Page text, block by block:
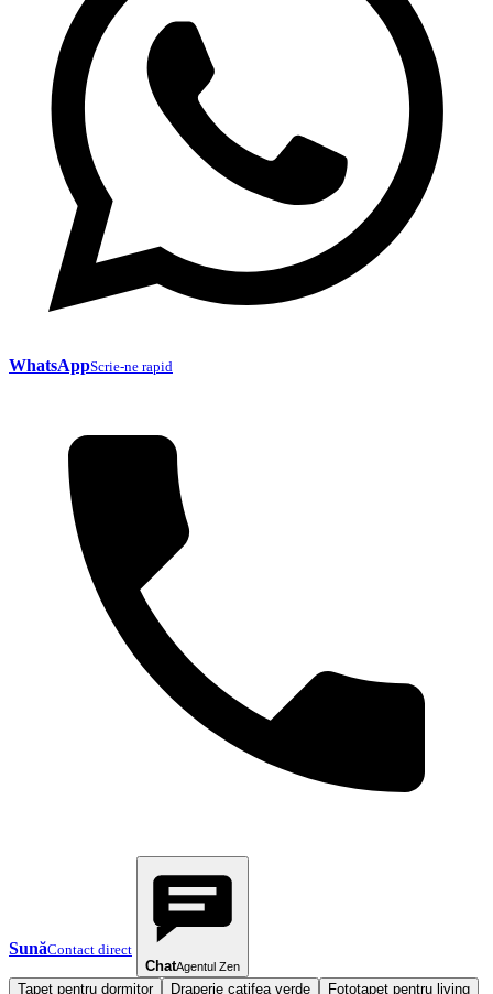
WhatsAppScrie-ne rapid
SunăContact direct
ChatAgentul Zen
Tapet pentru dormitor Draperie catifea verde Fototapet pentru living